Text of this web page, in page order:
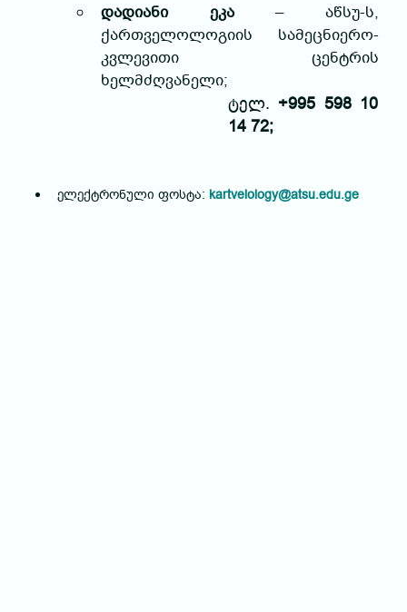
დადიანი ეკა– აწსუ-ს,
ქართველოლოგიის სამეცნიერო-
კვლევითი ცენტრის
ხელმძღვანელი;
ტელ. +995 598 10
14 72;
ელექტრონული ფოსტა: kartvelology@atsu.edu.ge